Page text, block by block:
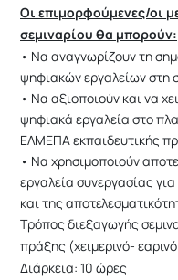
Οι επιμορφούμενες/οι
σεμιναρίου θα μπορούν:
• Να αναγνωρίζουν τη
ψηφιακών εργαλείων στη
• Να αξιοποιούν και να
ψηφιακά εργαλεία στο
ΕΛΜΕΠΑ εκπαιδευτικής
• Να χρησιμοποιούν
εργαλεία συνεργασίας
και της
Tρόπος διεξαγωγής
πράξης (χειμερινό-
Διάρκεια: 10 ώρες